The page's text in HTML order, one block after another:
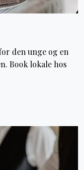
den unge og en
Book lokale hos